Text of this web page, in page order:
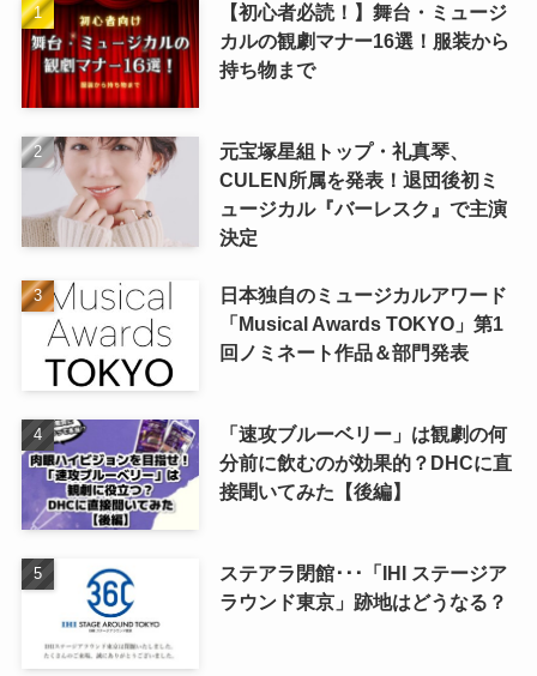
【初心者必読！】舞台・ミュージ
カルの観劇マナー16選！服装から
持ち物まで
元宝塚星組トップ・礼真琴、
CULEN所属を発表！退団後初ミ
ュージカル『バーレスク』で主演
決定
日本独自のミュージカルアワード
「Musical Awards TOKYO」第1
回ノミネート作品＆部門発表
「速攻ブルーベリー」は観劇の何
分前に飲むのが効果的？DHCに直
接聞いてみた【後編】
ステアラ閉館･･･「IHI ステージア
ラウンド東京」跡地はどうなる？